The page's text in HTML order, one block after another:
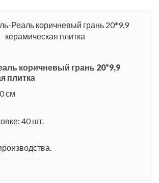
коричневый грань 20*9,9
плитка
см
40 шт.